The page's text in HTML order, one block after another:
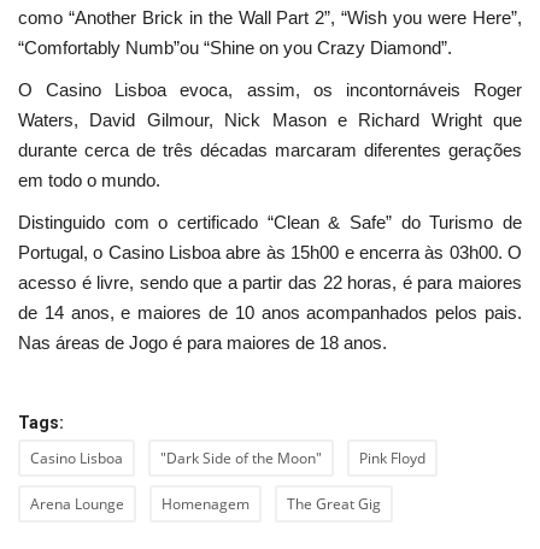
como “Another Brick in the Wall Part 2”, “Wish you were Here”,
“Comfortably Numb”ou “Shine on you Crazy Diamond”.
O Casino Lisboa evoca, assim, os incontornáveis Roger
Waters, David Gilmour, Nick Mason e Richard Wright que
durante cerca de três décadas marcaram diferentes gerações
em todo o mundo.
Distinguido com o certificado “Clean & Safe” do Turismo de
Portugal, o Casino Lisboa abre às 15h00 e encerra às 03h00. O
acesso é livre, sendo que a partir das 22 horas, é para maiores
de 14 anos, e maiores de 10 anos acompanhados pelos pais.
Nas áreas de Jogo é para maiores de 18 anos.
Tags:
Casino Lisboa "Dark Side of the Moon" Pink Floyd
Arena Lounge Homenagem The Great Gig